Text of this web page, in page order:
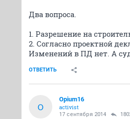
Два вопроса.
1. Разрешение на
2. Согласно проектной
Изменений в ПД нет. А
ОТВЕТИТЬ
O
Opium16
activist
17 сентября 2014